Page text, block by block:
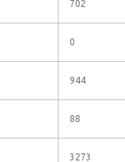
702
0
944
88
3273